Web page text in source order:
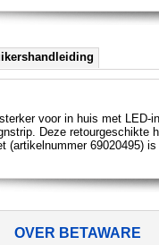
voor in huis met
Deze
69020495)
OVER BETAWARE